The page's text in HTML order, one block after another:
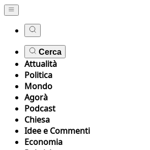
Cerca
Attualità
Politica
Mondo
Agorà
Podcast
Chiesa
Idee e Commenti
Economia